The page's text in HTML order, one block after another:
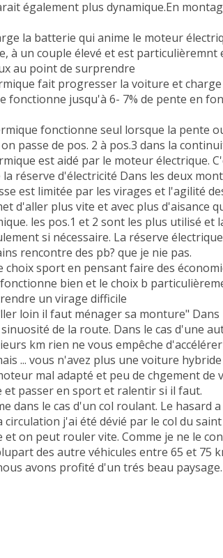
également plus dynamique.En
la batterie qui anime le moteur
à un couple élevé et est particulièremnt
au point de surprendre
fait progresser la voiture et charge
fonctionne jusqu'à 6- 7% de pente en
fonctionne seul lorsque la pente
passe de pos. 2 à pos.3 dans la
est aidé par le moteur électrique.
réserve d'électricité Dans les deux
est limitée par les virages et l'agilité
d'aller plus vite et avec plus d'aisance
les pos.1 et 2 sont les plus utilisé et
si nécessaire. La réserve
rencontre des pb? que je nie pas.
choix sport en pensant faire des
bien et le choix b
un virage difficile
loin il faut ménager sa monture" Dans
de la route. Dans le cas d'une
km rien ne vous empêche
... vous n'avez plus une voiture
mal adapté et peu de chgement de
passer en sport et ralentir si il faut.
dans le cas d'un col roulant. Le hasard
circulation j'ai été dévié par le col du
et on peut rouler vite. Comme je ne le
des autre véhicules entre 65 et 75
avons profité d'un trés beau paysage.